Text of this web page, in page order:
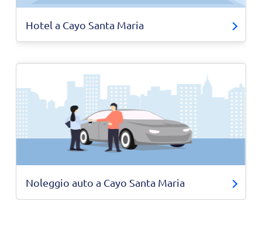
Hotel a Cayo Santa Maria
Noleggio auto a Cayo Santa Maria